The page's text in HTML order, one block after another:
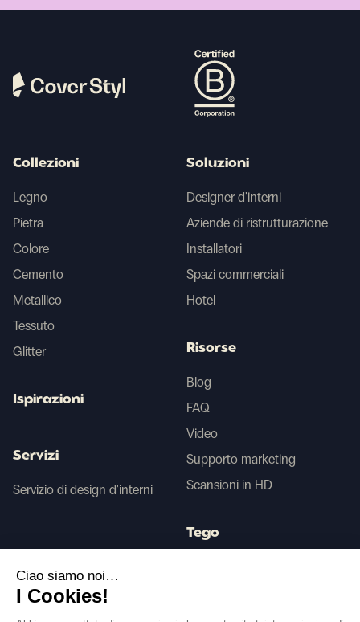
Collezioni
Legno
Pietra
Colore
Cemento
Metallico
Tessuto
Glitter
Ispirazioni
Servizi
Servizio di design d'interni
Soluzioni
Designer d'interni
Aziende di ristrutturazione
Installatori
Spazi commerciali
Hotel
Risorse
Blog
FAQ
Video
Supporto marketing
Scansioni in HD
Tego
Ciao siamo noi…
I Cookies!